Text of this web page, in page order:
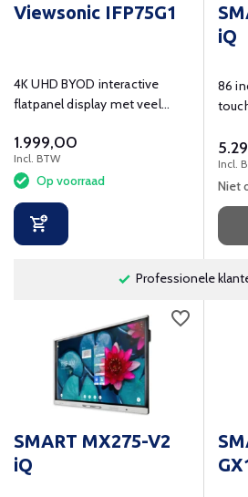
Viewsonic IFP75G1
4K UHD BYOD interactive
flatpanel display met veel
1.999,00
Incl. BTW
Op voorraad
iQ
86
klas.
Incl.
Niet
Professionele
SMART MX275-V2
iQ